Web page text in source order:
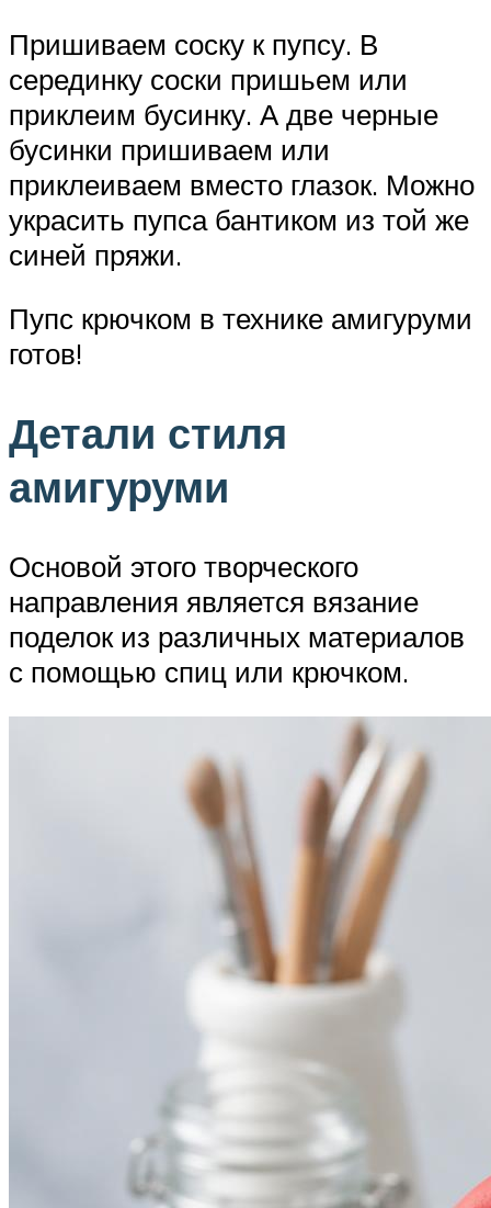
Пришиваем соску к пупсу. В
серединку соски пришьем или
приклеим бусинку. А две черные
бусинки пришиваем или
приклеиваем вместо глазок. Можно
украсить пупса бантиком из той же
синей пряжи.
Пупс крючком в технике амигуруми
готов!
Детали стиля
амигуруми
Основой этого творческого
направления является вязание
поделок из различных материалов
с помощью спиц или крючком.